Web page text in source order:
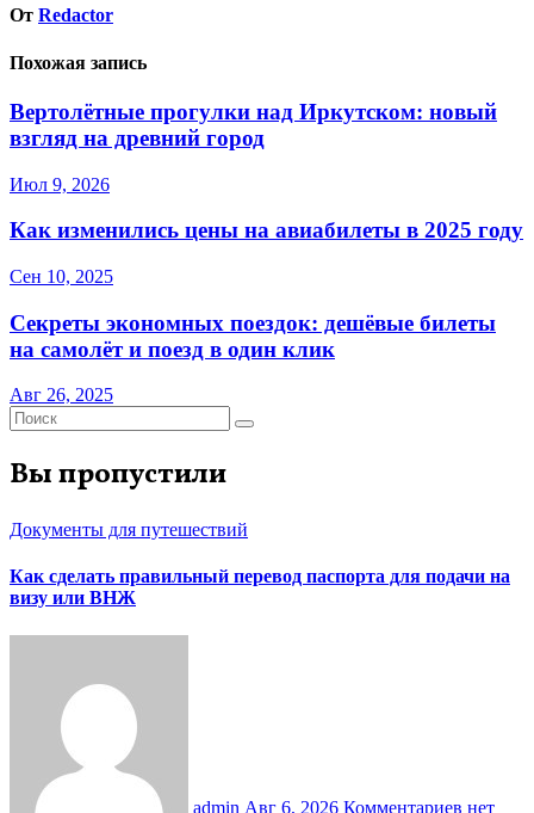
От Redactor
Похожая запись
Вертолётные прогулки над Иркутском: новый
взгляд на древний город
Июл 9, 2026
Как изменились цены на авиабилеты в 2025 году
Сен 10, 2025
Секреты экономных поездок: дешёвые билеты
на самолёт и поезд в один клик
Авг 26, 2025
Вы пропустили
Документы для путешествий
Как сделать правильный перевод паспорта для подачи на
визу или ВНЖ
admin Авг 6, 2026 Комментариев нет